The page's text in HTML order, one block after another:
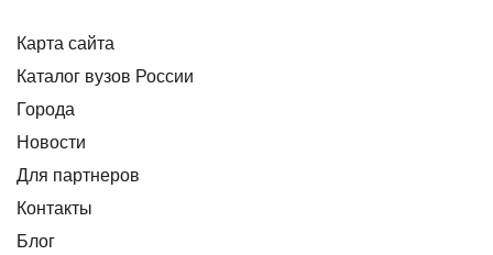
Карта сайта
Каталог вузов России
Города
Новости
Для партнеров
Контакты
Блог